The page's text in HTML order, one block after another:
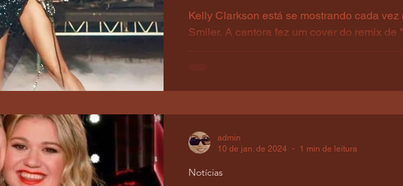
Kelly Clarkson está se mostrando cada vez
Smiler. A cantora fez um cover do remix de
Notícias
admin
10 de jan. de 2024
1 min de leitura